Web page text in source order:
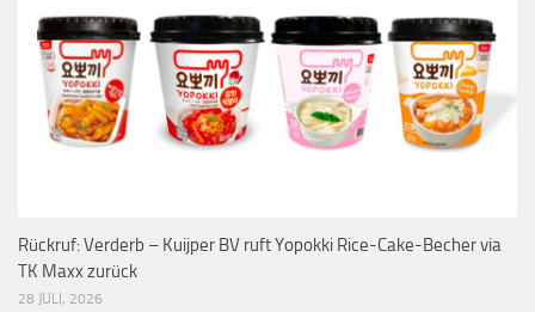
Rückruf: Verderb – Kuijper BV ruft Yopokki Rice-Cake-Becher via
TK Maxx zurück
28 JULI, 2026